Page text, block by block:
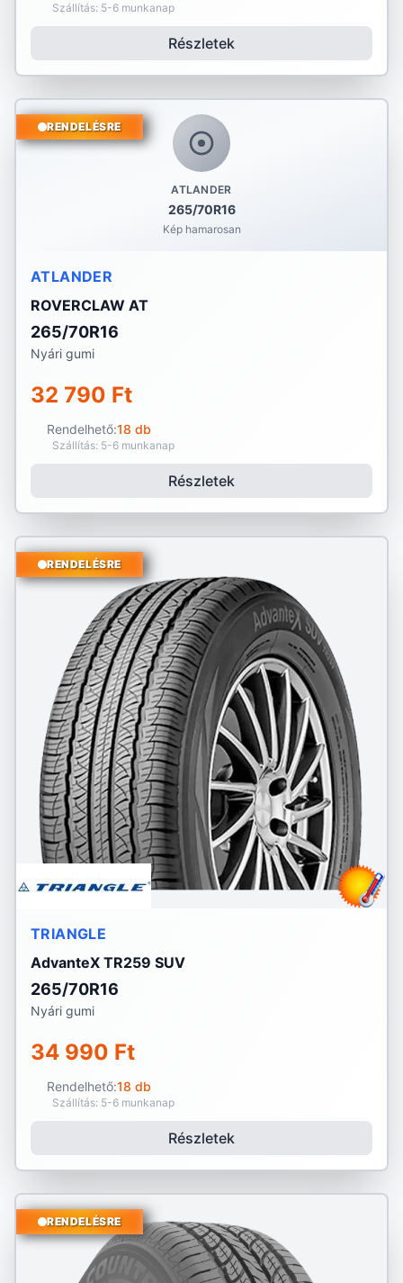
Szállítás: 5-6 munkanap
Részletek
ATLANDER
265/70R16
Kép hamarosan
RENDELÉSRE
ATLANDER
ROVERCLAW AT
265/70R16
Nyári gumi
32 790 Ft
Rendelhető:18 db
Szállítás: 5-6 munkanap
Részletek
RENDELÉSRE
TRIANGLE
AdvanteX TR259 SUV
265/70R16
Nyári gumi
34 990 Ft
Rendelhető:18 db
Szállítás: 5-6 munkanap
Részletek
RENDELÉSRE